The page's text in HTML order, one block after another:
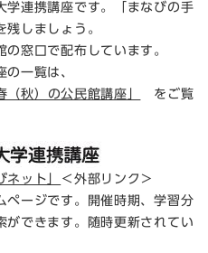
学連携講座です。「まなびの手
しましょう。
の窓口で配布しています。
一覧は、
（秋）の公民館講座」
をご覧
ット」
＜外部リンク＞
ページです。開催時期、学習分
ができます。随時更新されてい